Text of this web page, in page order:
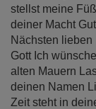
stellst meine
deiner Macht
Nächsten lieben
Gott Ich
alten Mauern
deinen Namen
Zeit steht in